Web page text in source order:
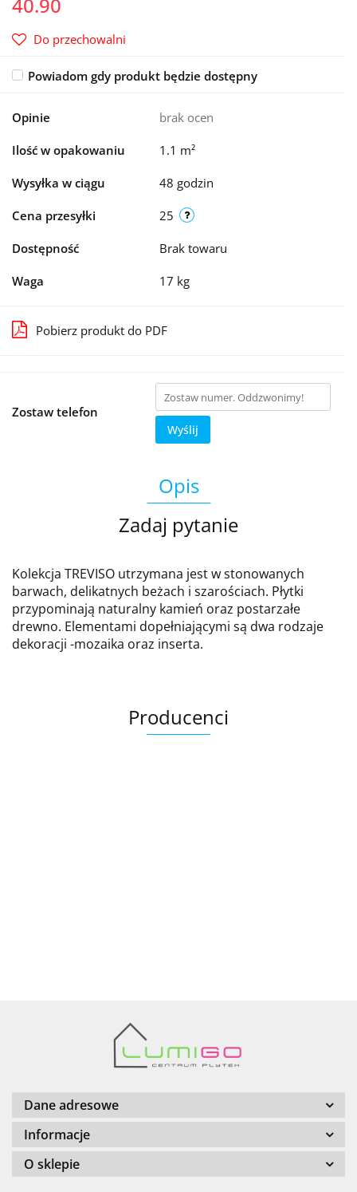
Do przechowalni
Powiadom gdy produkt będzie dostępny
Opinie brak ocen
Ilość w opakowaniu 1.1 m²
Wysyłka w ciągu 48 godzin
Cena przesyłki 25
Dostępność Brak towaru
Waga 17 kg
Pobierz produkt do PDF
Zostaw telefon
Wyślij
Opis
Zadaj pytanie
Kolekcja TREVISO utrzymana jest w stonowanych
barwach, delikatnych beżach i szarościach. Płytki
przypominają naturalny kamień oraz postarzałe
drewno. Elementami dopełniającymi są dwa rodzaje
dekoracji -mozaika oraz inserta.
Producenci
Barwolf
Dane adresowe
Informacje
O sklepie